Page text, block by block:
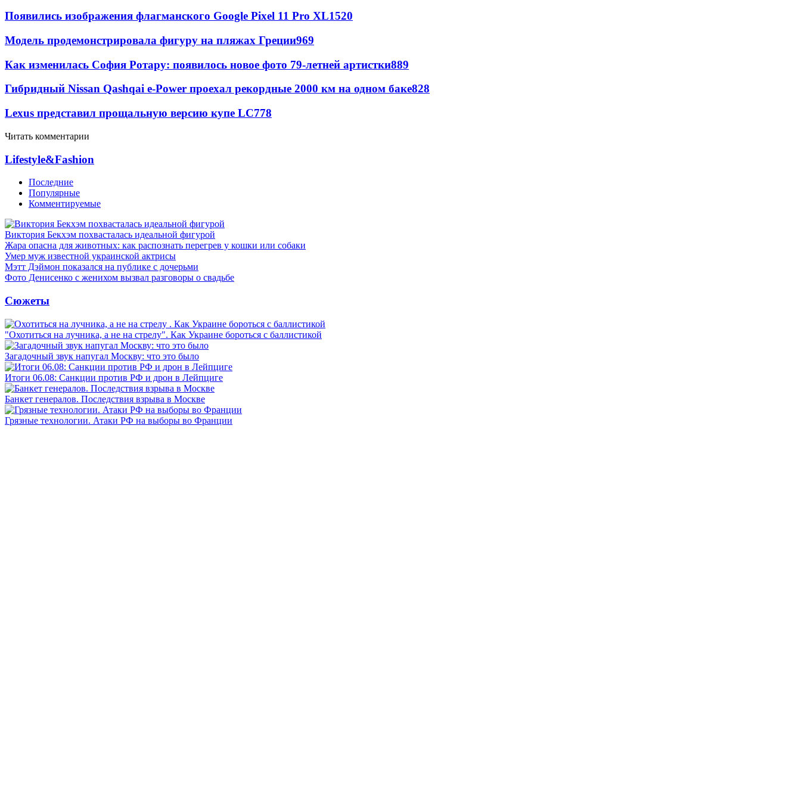
Появились изображения флагманского Google Pixel 11 Pro XL1520
Модель продемонстрировала фигуру на пляжах Греции969
Как изменилась София Ротару: появилось новое фото 79-летней артистки889
Гибридный Nissan Qashqai e-Power проехал рекордные 2000 км на одном баке828
Lexus представил прощальную версию купе LC778
Читать комментарии
Lifestyle&Fashion
Последние
Популярные
Комментируемые
Виктория Бекхэм похвасталась идеальной фигурой
Жара опасна для животных: как распознать перегрев у кошки или собаки
Умер муж известной украинской актрисы
Мэтт Дэймон показался на публике с дочерьми
Фото Денисенко с женихом вызвал разговоры о свадьбе
Сюжеты
"Охотиться на лучника, а не на стрелу". Как Украине бороться с баллистикой
Загадочный звук напугал Москву: что это было
Итоги 06.08: Санкции против РФ и дрон в Лейпциге
Банкет генералов. Последствия взрыва в Москве
Грязные технологии. Атаки РФ на выборы во Франции